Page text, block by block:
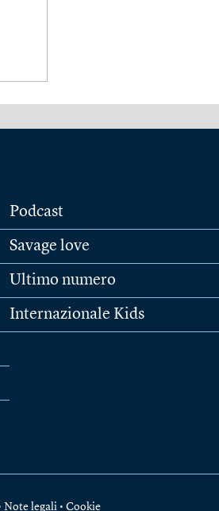
Podcast
Savage love
Ultimo numero
Internazionale Kids
Note legali • Cookie